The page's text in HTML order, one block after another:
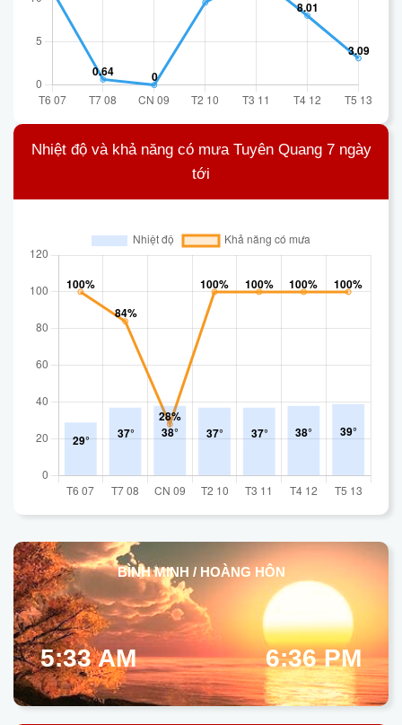
Nhiệt độ và khả năng có mưa Tuyên Quang 7 ngày
tới
BÌNH MINH / HOÀNG HÔN
5:33 AM 6:36 PM